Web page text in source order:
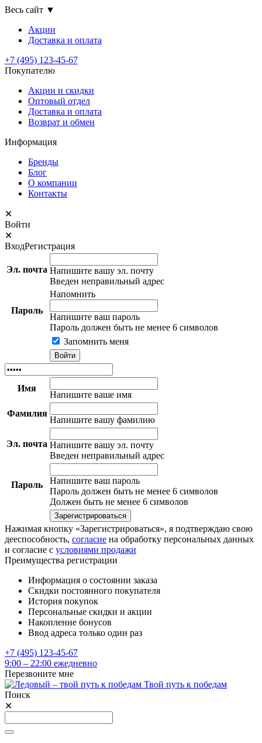
Весь сайт ▼
Акции
Доставка и оплата
+7 (495) 123-45-67
Покупателю
Акции и скидки
Оптовый отдел
Доставка и оплата
Возврат и обмен
Информация
Бренды
Блог
О компании
Контакты
✕
Войти
✕
ВходРегистрация
Эл. почта Напишите вашу эл. почту
Введен неправильный адрес
Пароль
Напомнить
Напишите ваш пароль
Пароль должен быть не менее 6 символов
Запомнить меня
Имя
Напишите ваше имя
Фамилия
Напишите вашу фамилию
Эл. почта Напишите вашу эл. почту
Введен неправильный адрес
Пароль
Напишите ваш пароль
Пароль должен быть не менее 6 символов
Должен быть не менее 6 символов
Нажимая кнопку «Зарегистрироваться», я подтверждаю свою
дееспособность, согласие на обработку персональных данных
и согласие с условиями продажи
Преимущества регистрации
Информация о состоянии заказа
Скидки постоянного покупателя
История покупок
Персональные скидки и акции
Накопление бонусов
Ввод адреса только один раз
+7 (495) 123-45-67
9:00 – 22:00 ежедневно
Перезвоните мне
Твой путь к победам
Поиск
✕